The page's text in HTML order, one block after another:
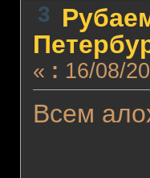
3
« : 16/08/
Всем